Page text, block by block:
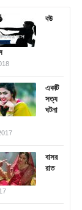
বউ
একটি
সত্য
ঘটনা
বাসর
রাত